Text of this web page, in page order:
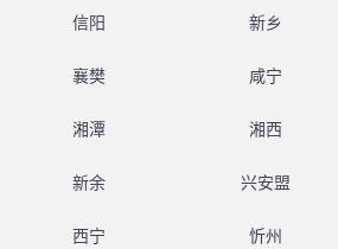
信阳 新乡
襄樊 咸宁
湘潭 湘西
新余 兴安盟
西宁 忻州